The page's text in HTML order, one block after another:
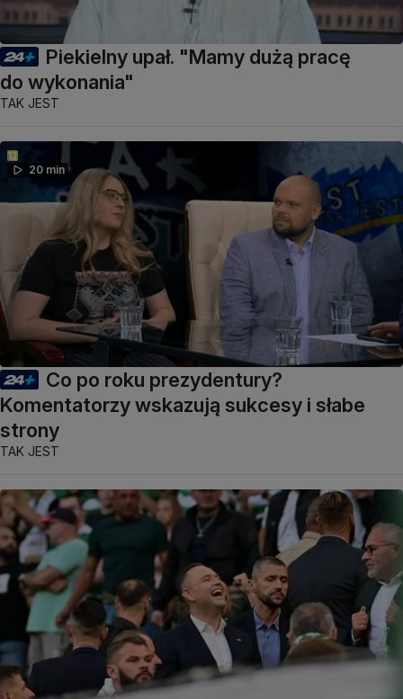
Piekielny upał. "Mamy dużą pracę
do wykonania"
TAK JEST
20 min
Co po roku prezydentury?
Komentatorzy wskazują sukcesy i słabe
strony
TAK JEST